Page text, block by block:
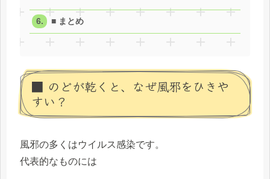
■ まとめ
■ のどが乾くと、なぜ風邪をひきや
すい？
風邪の多くはウイルス感染です。
代表的なものには